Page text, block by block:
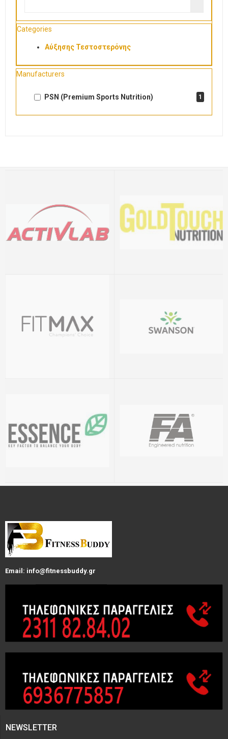
Categories
Αύξησης Τεστοστερόνης
Manufacturers
PSN (Premium Sports Nutrition) 1
Email: info@fitnessbuddy.gr
NEWSLETTER